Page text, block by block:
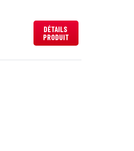
DÉTAILS
PRODUIT